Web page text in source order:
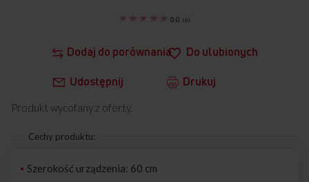
Dodaj do porównania Do ulubionych
Udostępnij Drukuj
0.0 (0)
Produkt wycofany z oferty.
Cechy produktu:
Szerokość urządzenia: 60 cm